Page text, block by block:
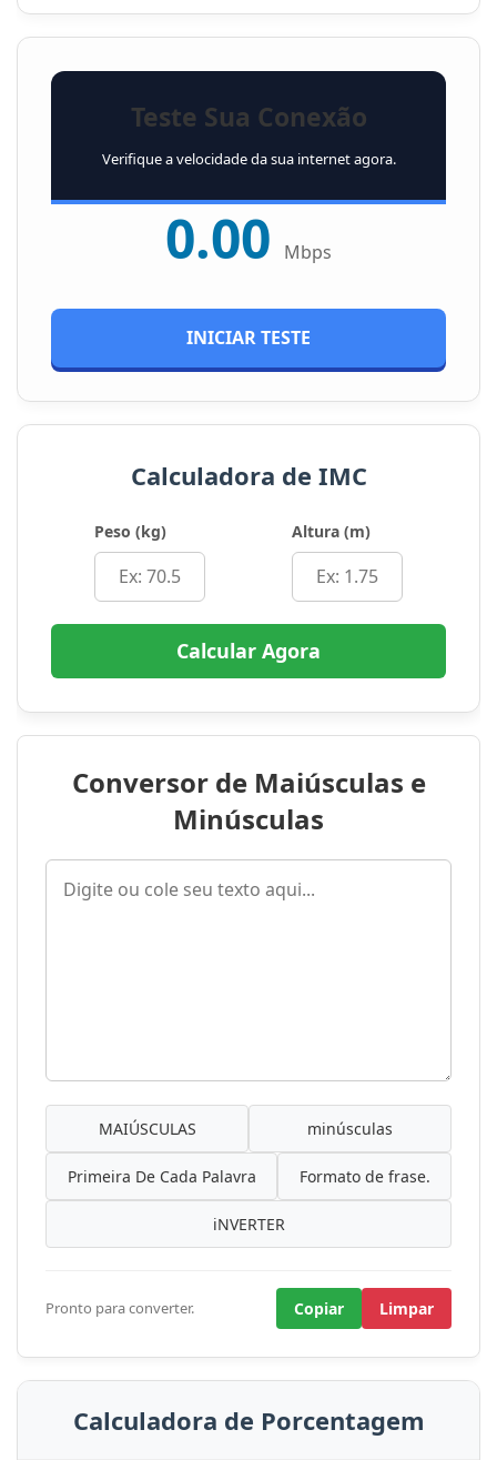
Teste Sua Conexão
Verifique a velocidade da sua internet agora.
0.00 Mbps
INICIAR TESTE
Calculadora de IMC
Peso (kg) Altura (m)
Calcular Agora
Conversor de Maiúsculas e
Minúsculas
MAIÚSCULAS minúsculas
Primeira De Cada Palavra Formato de frase.
iNVERTER
Pronto para converter. Copiar Limpar
Calculadora de Porcentagem